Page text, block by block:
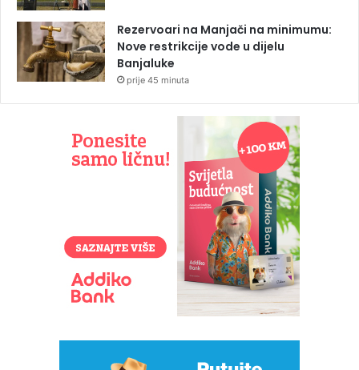
Rezervoari na Manjači na minimumu:
Nove restrikcije vode u dijelu
Banjaluke
prije 45 minuta